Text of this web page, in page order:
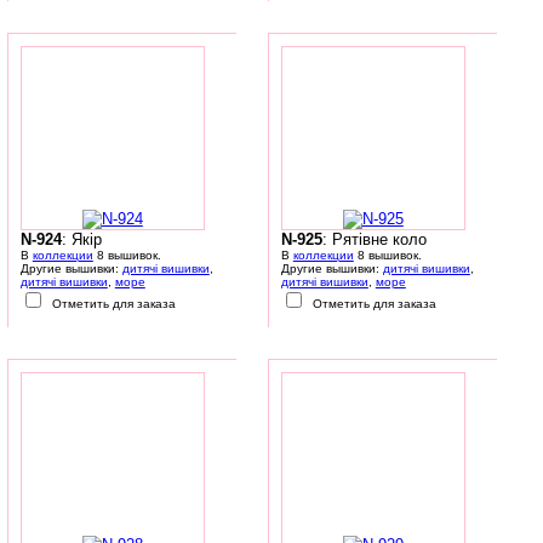
N-924: Якір
В коллекции 8 вышивок.
Другие вышивки: дитячі вишивки
дитячі вишивки
море
Отметить для заказа
N-925: Рятівне коло
В коллекции 8 вышивок.
Другие вышивки: дитячі вишивки
дитячі вишивки
море
Отметить для заказа